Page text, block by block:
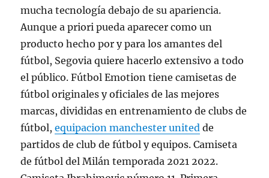
mucha tecnología debajo de su apariencia.
Aunque a priori pueda aparecer como un
producto hecho por y para los amantes del
fútbol, Segovia quiere hacerlo extensivo a todo
el público. Fútbol Emotion tiene camisetas de
fútbol originales y oficiales de las mejores
marcas, divididas en entrenamiento de clubs de
fútbol,equipacion manchester united de
partidos de club de fútbol y equipos. Camiseta
de fútbol del Milán temporada 2021 2022.